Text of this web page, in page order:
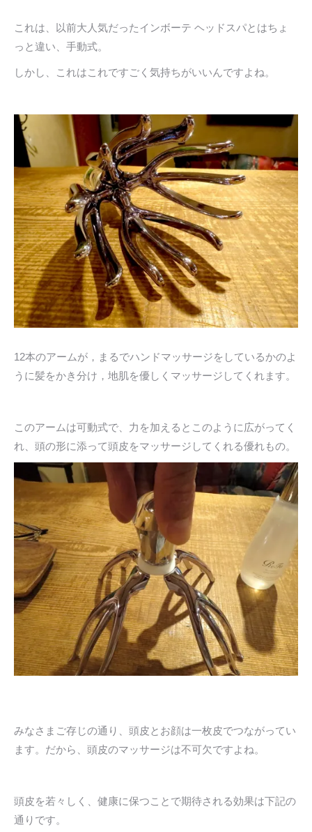
これは、以前大人気だったインボーテ ヘッドスパとはちょ
っと違い、手動式。
しかし、これはこれですごく気持ちがいいんですよね。
12本のアームが，まるでハンドマッサージをしているかのよ
うに髪をかき分け，地肌を優しくマッサージしてくれます。
このアームは可動式で、力を加えるとこのように広がってく
れ、頭の形に添って頭皮をマッサージしてくれる優れもの。
みなさまご存じの通り、頭皮とお顔は一枚皮でつながってい
ます。だから、頭皮のマッサージは不可欠ですよね。
頭皮を若々しく、健康に保つことで期待される効果は下記の
通りです。